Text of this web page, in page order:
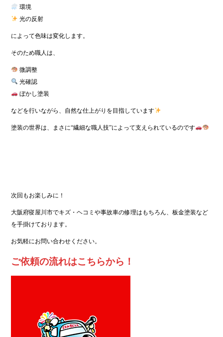
環境
光の反射
によって色味は変化します。
そのため職人は、
微調整
光確認
ぼかし塗装
などを行いながら、自然な仕上がりを目指しています
塗装の世界は、まさに“繊細な職人技”によって支えられているのです
次回もお楽しみに！
大阪府寝屋川市でキズ・ヘコミや事故車の修理はもちろん、板金塗装など
を手掛けております。
お気軽にお問い合わせください。
ご依頼の流れはこちらから！